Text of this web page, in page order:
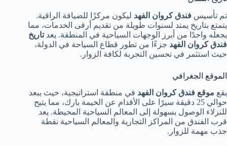
تم تأسيس فندق كروان الفهد ليكون مركزًا للضيافة الراقية.
يتمتع بتاريخ يمتد لسنوات طويلة من تقديم أرقى الخدمات، مما
يجعله واحدًا من أبرز الوجهات السياحية في المنطقة. يعدتاريخ
فندق كروان الفهد جزءًا من تطور قطاع السياحة في الدولة،
حيث استثمر في تحسين التجربة لكافة الزوار.
الموقع الجغرافي
يقع موقع فندق كروان الفهد في منطقة استراتيجية، حيث يبعد
حوالي 25 دقيقة سيرًا على الأقدام عن الخيمة بارك، مما يتيح
للنزلاء الوصول بسهولة إلى المعالم السياحية المحيطة. يعد
قرب الفندق من المراكز التجارية والمعالم السياحية نقطة
جذب مهمة للزوار.